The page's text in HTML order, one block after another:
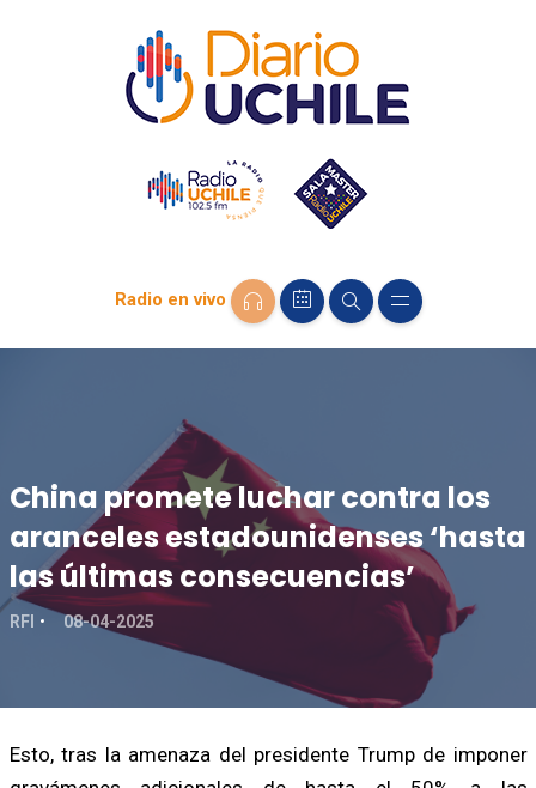
Radio en vivo
China promete luchar contra los
aranceles estadounidenses ‘hasta
las últimas consecuencias’
RFI 08-04-2025
Esto, tras la amenaza del presidente Trump de imponer